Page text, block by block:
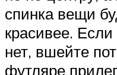
спинка вещи
красивее.
нет, вшейте
футляре